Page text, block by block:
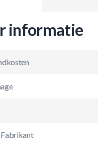
informatie